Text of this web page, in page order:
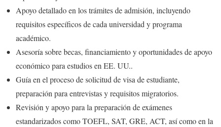
Apoyo detallado en los trámites de admisión, incluyendo
requisitos específicos de cada universidad y programa
académico.
Asesoría sobre becas, financiamiento y oportunidades de apoyo
económico para estudios en EE. UU..
Guía en el proceso de solicitud de visa de estudiante,
preparación para entrevistas y requisitos migratorios.
Revisión y apoyo para la preparación de exámenes
estandarizados como TOEFL, SAT, GRE, ACT, así como en la